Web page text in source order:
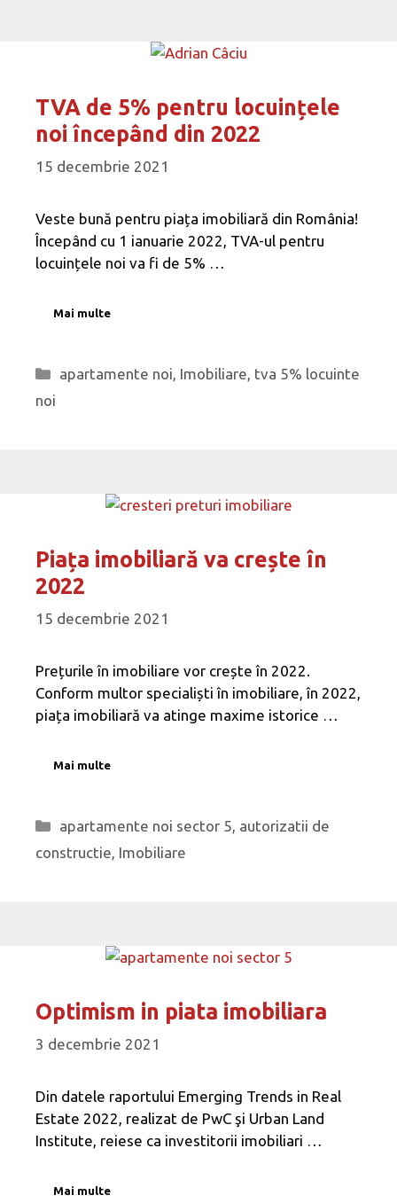
TVA de 5% pentru locuințele
noi începând din 2022
15 decembrie 2021
Veste bună pentru piața imobiliară din România!
Începând cu 1 ianuarie 2022, TVA-ul pentru
locuințele noi va fi de 5% …
Mai multe
Categorii
apartamente noi, Imobiliare, tva 5% locuinte
noi
Piața imobiliară va crește în
2022
15 decembrie 2021
Prețurile în imobiliare vor crește în 2022.
Conform multor specialiști în imobiliare, în 2022,
piața imobiliară va atinge maxime istorice …
Mai multe
Categorii
apartamente noi sector 5, autorizatii de
constructie, Imobiliare
Optimism in piata imobiliara
3 decembrie 2021
Din datele raportului Emerging Trends in Real
Estate 2022, realizat de PwC şi Urban Land
Institute, reiese ca investitorii imobiliari …
Mai multe